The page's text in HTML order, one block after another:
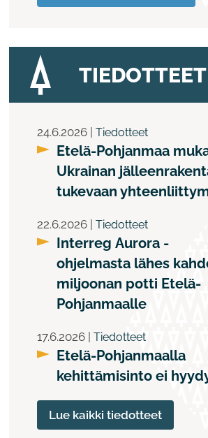
TIEDOTTEET
24.6.2026 |Tiedotteet
Etelä-Pohjanmaa
Ukrainan
tukevaan
22.6.2026 |Tiedotteet
Interreg Aurora -
ohjelmasta lähes
miljoonan potti Etelä-
Pohjanmaalle
17.6.2026 |Tiedotteet
Etelä-Pohjanmaalla
kehittämisinto ei
Lue kaikki tiedotteet